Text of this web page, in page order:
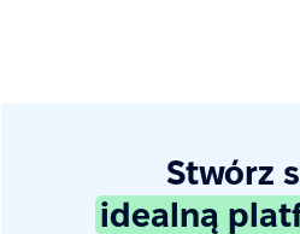
Stwórz
idealną